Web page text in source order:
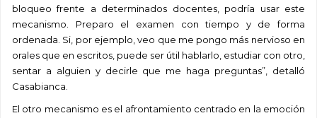
bloqueo frente a determinados docentes, podría usar este
mecanismo. Preparo el examen con tiempo y de forma
ordenada. Si, por ejemplo, veo que me pongo más nervioso en
orales que en escritos, puede ser útil hablarlo, estudiar con otro,
sentar a alguien y decirle que me haga preguntas”, detalló
Casabianca.
El otro mecanismo es el afrontamiento centrado en la emoción